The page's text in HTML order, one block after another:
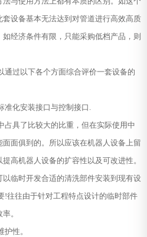
设备基本无法达到对管道进行高效高质
经济条件有限，只能采购低档产品，则
通过以下各个方面综合评价一套设备的
准化安装接口与控制接口.
占具了比较大的比重，但在实际使用中
面俱到的。所以应该在机器人设备上留
高机器人设备的扩容性以及可改进性。
临时开发合适的清洗部件安装到现有设
!往往由于针对工程特点设计的临时部件
。
性。